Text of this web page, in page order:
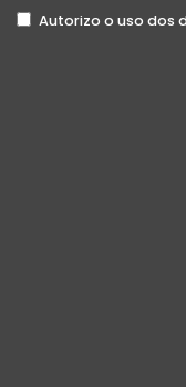
Autorizo o uso dos